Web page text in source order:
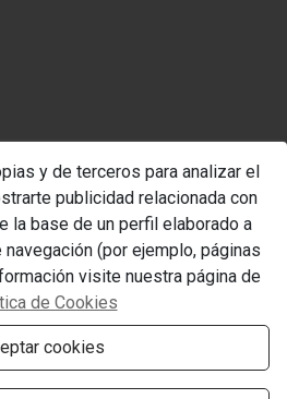
y de terceros para analizar el
publicidad relacionada con
la base de un perfil elaborado a
(por ejemplo, páginas
visite nuestra página de
de Cookies
cookies